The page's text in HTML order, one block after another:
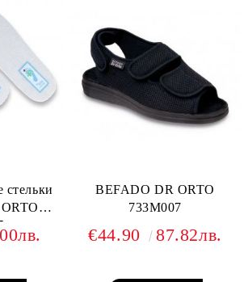
стельки
BEFADO DR ORTO
733M007
€44.90 87.82лв.